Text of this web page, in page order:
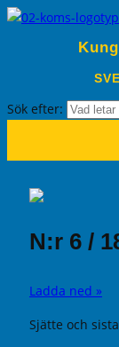
Sök efter:
N:r 6 /
Ladda ned »
Sjätte och